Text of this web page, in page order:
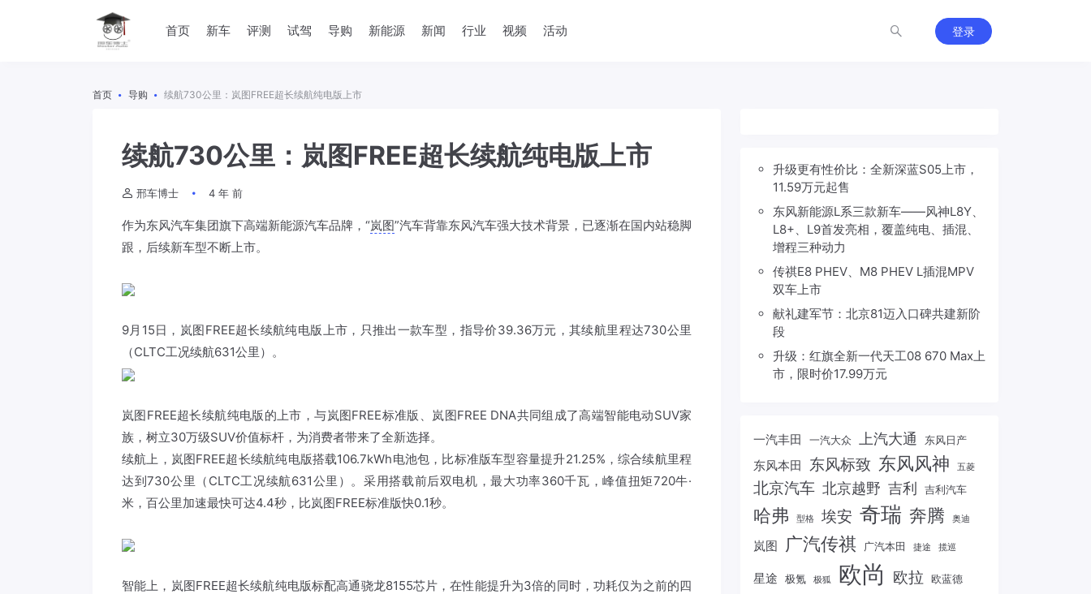
首页 新车 评测 试驾 导购 新能源 新闻 行业 视频 活动 登录
首页 导购 续航730公里：岚图FREE超长续航纯电版上市
续航730公里：岚图FREE超长续航纯电版上市
邢车博士 4 年 前
作为东风汽车集团旗下高端新能源汽车品牌，“岚图”汽车背靠东风汽车强大技术背景，已逐渐在国内站稳脚
跟，后续新车型不断上市。
9月15日， 岚图FREE超长续航纯电版上市，只推出一款车型，指导价39.36万元，其续航里程达730公里
（CLTC工况续航631公里）。
岚图FREE超长续航纯电版的上市，与岚图FREE标准版、 岚图FREE DNA共同组成了高端智能电动SUV家
族，树立30万级SUV价值标杆，为消费者带来了全新选择。
续航上，岚图FREE超长续航纯电版搭载106.7kWh电池包，比标准版车型容量提升21.25%，综合续航里程
达到730公里（CLTC工况续航631公里）。采用搭载前后双电机，最大功率360千瓦，峰值扭矩720牛·
米，百公里加速最快可达4.4秒，比岚图FREE标准版快0.1秒。
智能上，岚图FREE超长续航纯电版标配高通骁龙8155芯片，在性能提升为3倍的同时，功耗仅为之前的四
升级更有性价比：全新深蓝S05上市，
11.59万元起售
东风新能源L系三款新车——风神L8Y、
L8+、L9首发亮相，覆盖纯电、插混、
增程三种动力
传祺E8 PHEV、M8 PHEV L插混MPV
双车上市
献礼建军节：北京81迈入口碑共建新阶
段
升级：红旗全新一代天工08 670 Max上
市，限时价17.99万元
一汽丰田 一汽大众 上汽大通 东风日产
东风本田 东风标致 东风风神 五菱
北京汽车 北京越野 吉利 吉利汽车
哈弗 型格 埃安 奇瑞 奔腾 奥迪
岚图 广汽传祺 广汽本田 捷途 揽巡
星途 极氪 极狐 欧尚 欧拉 欧蓝德